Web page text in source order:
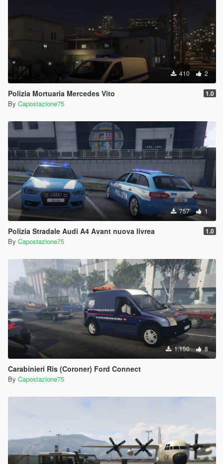
410 2
Polizia Mortuaria Mercedes Vito 1.0
By Capostazione75
757 1
Polizia Stradale Audi A4 Avant nuova livrea 1.0
By Capostazione75
1.150 8
Carabinieri Ris (Coroner) Ford Connect
By Capostazione75